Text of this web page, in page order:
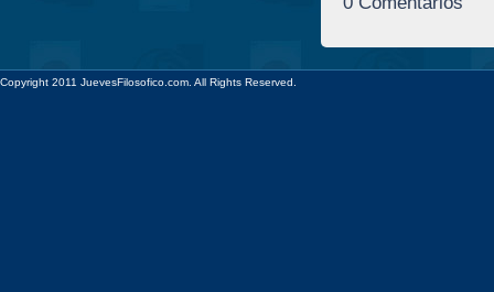
Copyright 2011 JuevesFilosofico.com. All Rights Reserved.